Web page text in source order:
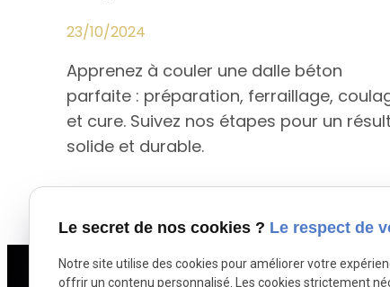
23/10/2024
Apprenez à couler une dalle béton
parfaite : préparation, ferraillage,
et cure. Suivez nos étapes pour un
solide et durable.
Le secret de nos cookies ? Le respect de
Notre site utilise des cookies pour améliorer votre
offrir un contenu personnalisé. Les cookies strictement